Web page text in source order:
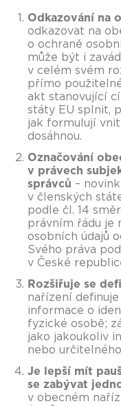
Odkazování na
odkazovat na
o ochraně
může být i
v celém svém
přímo
akt stanovující
státy EU splnit,
jak formulují
dosáhnou.
Označování
v právech
správců –
v členských
podle čl. 14
právním řádu je
osobních údajů
Svého práva
v České
Rozšiřuje se
nařízení
informace o
fyzické osobě;
jako jakoukoliv
nebo
Je lepší mít
se zabývat
v obecném